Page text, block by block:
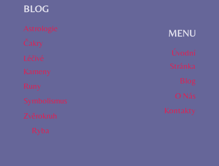
BLOG
Astrologie
Čakry
Léčivé
Kameny
Runy
Symbolismus
Zvěrokruh
Ryba
MENU
Úvodní
Stránka
Blog
O Nás
Kontakty